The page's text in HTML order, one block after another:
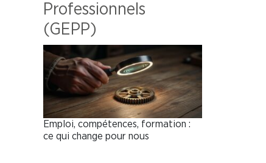
Professionnels
(GEPP)
Emploi, compétences, formation :
ce qui change pour nous